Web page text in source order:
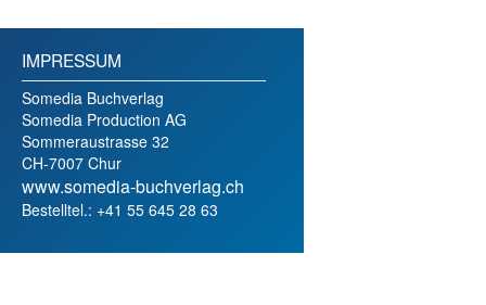
IMPRESSUM
Somedia Buchverlag
Somedia Production AG
Sommeraustrasse 32
CH-7007 Chur
www.somedia-buchverlag.ch
Bestelltel.: +41 55 645 28 63